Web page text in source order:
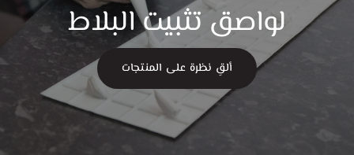
لواصق تثبيت البلاط
ألقِ نظرة على المنتجات